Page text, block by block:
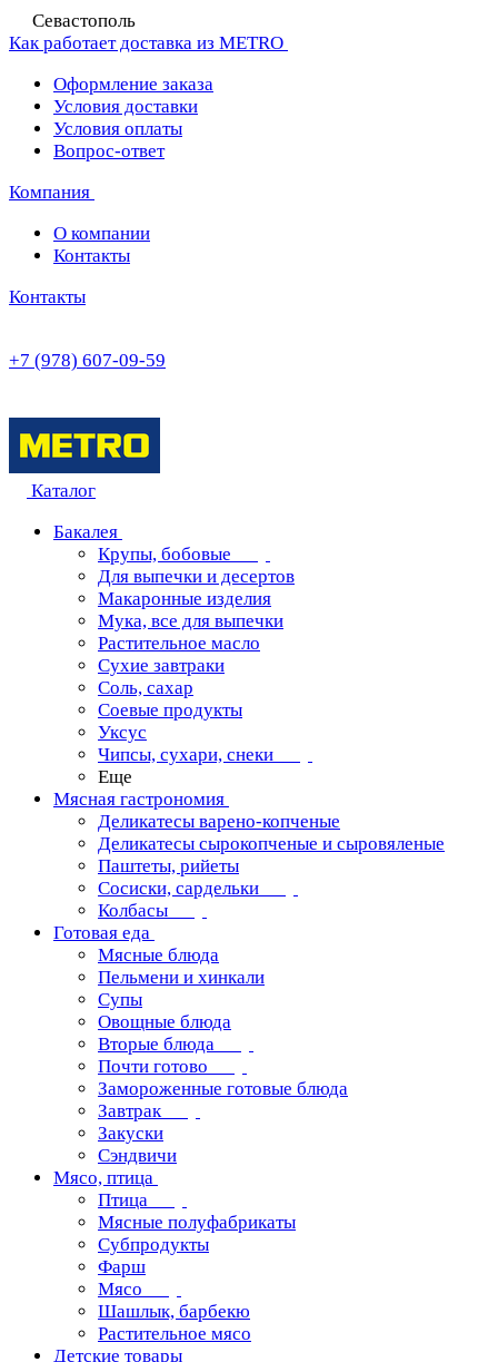
Севастополь
Как работает доставка из METRO
Оформление заказа
Условия доставки
Условия оплаты
Вопрос-ответ
Компания
О компании
Контакты
Контакты
+7 (978) 607-09-59
Каталог
Бакалея
Крупы, бобовые
Для выпечки и десертов
Макаронные изделия
Мука, все для выпечки
Растительное масло
Сухие завтраки
Соль, сахар
Соевые продукты
Уксус
Чипсы, сухари, снеки
Еще
Мясная гастрономия
Деликатесы варено-копченые
Деликатесы сырокопченые и сыровяленые
Паштеты, рийеты
Сосиски, сардельки
Колбасы
Готовая еда
Мясные блюда
Пельмени и хинкали
Супы
Овощные блюда
Вторые блюда
Почти готово
Замороженные готовые блюда
Завтрак
Закуски
Сэндвичи
Мясо, птица
Птица
Мясные полуфабрикаты
Субпродукты
Фарш
Мясо
Шашлык, барбекю
Растительное мясо
Детские товары